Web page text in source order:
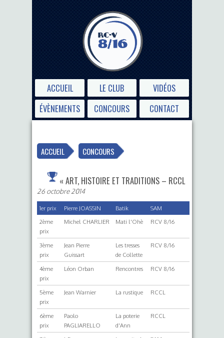
ACCUEIL LE CLUB
VIDÉOS
ÉVÈNEMENTS
CONCOURS CONTACT
ACCUEIL CONCOURS
« ART, HISTOIRE ET TRADITIONS – RCCL
26 octobre 2014
1er prix Pierre JOASSIN Batik
SAM
2ème
prix
Michel CHARLIER Mati l'Ohè RCV 8/16
3ème
prix
Jean Pierre
Guissart
Les tresses
de Collette
RCV 8/16
4ème
prix
Léon Orban Rencontres RCV 8/16
5ème
prix
Jean Warnier La rustique RCCL
6ème
prix
Paolo
PAGLIARELLO
La poterie
d'Ann
RCCL